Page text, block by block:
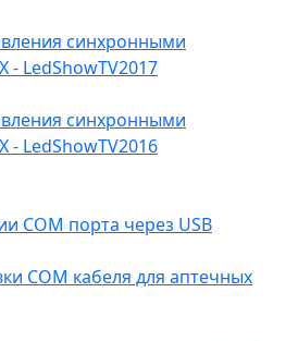
синхронными
- LedShowTV2017
синхронными
- LedShowTV2016
COM порта через USB
COM кабеля для аптечных